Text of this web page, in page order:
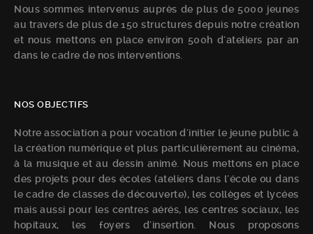
Nous sommes intervenus auprès de plus de 5000 jeunes
au travers de plus de 150 structures depuis notre création
et nous mettons en place environ 500h d'ateliers par an
dans le cadre de nos interventions.
NOS OBJECTIFS
Notre association a pour vocation d'initier le jeune public à
la création numérique et plus particulièrement au cinéma,
à la musique et au dessin animé. Nous mettons en place
des projets pour des écoles (ateliers dans l'école ou dans
le cadre de classes de découverte), les collèges et lycées
mais aussi pour les centres aérés, les centres sociaux, les
hopitaux, les foyers d'insertion. Nous proposons